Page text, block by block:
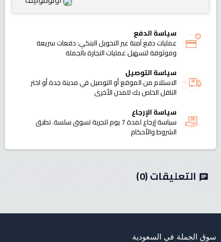
سياسة الدفع
عمليات دفع آمنة عبر التحويل البنكي: دفعات سريعة
وموثوقة لتسهيل عمليات التجارة بالجملة
سياسة التوصيل
الاستلام من الموقع أو التوصيل في مدينة جدة أو اختر
الناقل الخاص بك للمدن الأخرى
سياسة الإرجاع
سياسة إرجاع لمدة 7 يوم لتجربة تسوق سلسة. تطبق
الشروط والأحكام
chat التعليقات(0)
سوق الجملة في السعودية